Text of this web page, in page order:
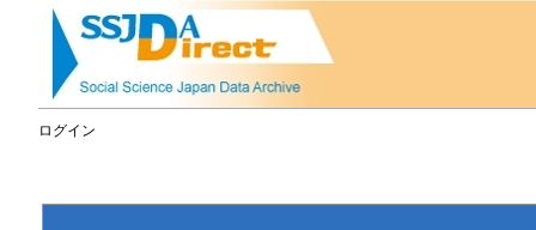
ログイン